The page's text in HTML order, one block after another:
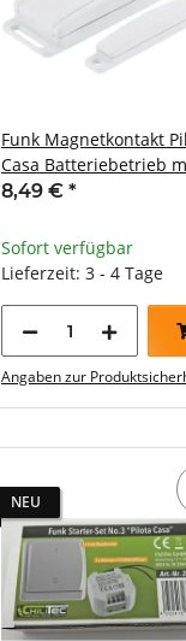
Funk Magnetkontakt
Casa Batteriebetrieb
30m
8,49 € *
Sofort verfügbar
Lieferzeit: 3 - 4 Tage
Angaben zur
NEU